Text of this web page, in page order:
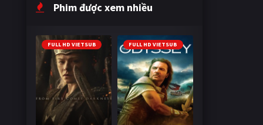
Phim được xem nhiều
FULL HD VIETSUB FULL HD VIETSUB